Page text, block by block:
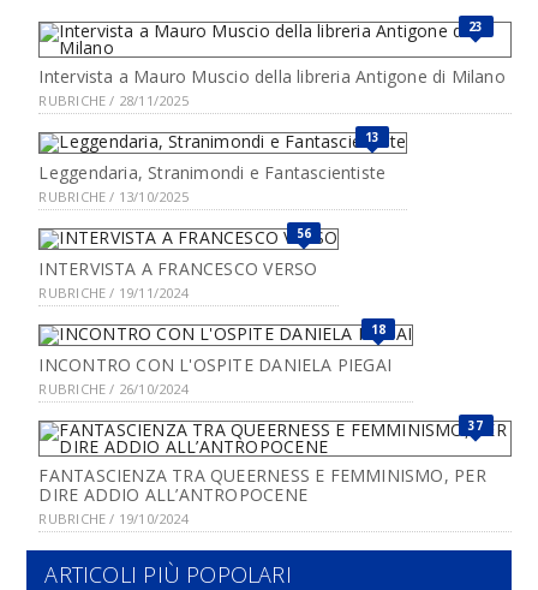
23
Intervista a Mauro Muscio della libreria Antigone di Milano
RUBRICHE / 28/11/2025
13
Leggendaria, Stranimondi e Fantascientiste
RUBRICHE / 13/10/2025
56
INTERVISTA A FRANCESCO VERSO
RUBRICHE / 19/11/2024
18
INCONTRO CON L'OSPITE DANIELA PIEGAI
RUBRICHE / 26/10/2024
37
FANTASCIENZA TRA QUEERNESS E FEMMINISMO, PER
DIRE ADDIO ALL’ANTROPOCENE
RUBRICHE / 19/10/2024
ARTICOLI PIÙ POPOLARI